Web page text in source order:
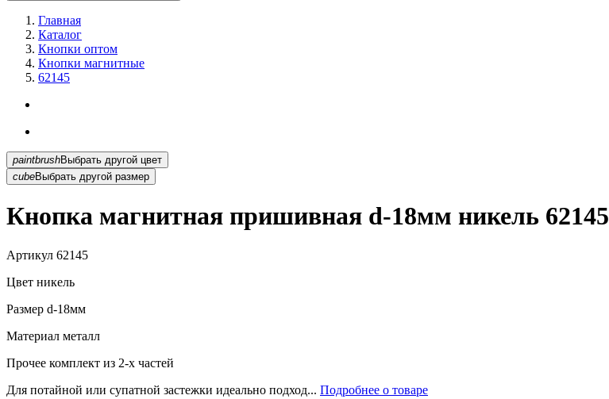
Главная
Каталог
Кнопки оптом
Кнопки магнитные
62145
paintbrush
Выбрать другой цвет
cubeВыбрать другой размер
Кнопка магнитная пришивная d-18мм никель 62145
Артикул 62145
Цвет никель
Размер d-18мм
Материал металл
Прочее комплект из 2-х частей
Для потайной или супатной застежки идеально подход... Подробнее о товаре